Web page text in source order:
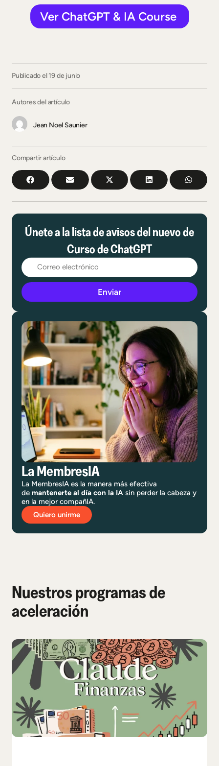
Publicado el 19 de junio
Autores del artículo
Jean Noel Saunier
Compartir artículo
Únete a la lista de avisos del nuevo de
Curso de ChatGPT
Enviar
La MembresIA
La MembresIA es la manera más efectiva
de mantenerte al día con la IA sin perder la cabeza y
en la mejor compañIA.
Quiero unirme
Ver ChatGPT & IA Course
Nuestros programas de
aceleración